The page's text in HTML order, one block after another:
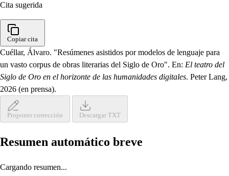
Cita sugerida
Copiar cita
Cuéllar, Álvaro. "Resúmenes asistidos por modelos de lenguaje para
un vasto corpus de obras literarias del Siglo de Oro". En: El teatro del
Siglo de Oro en el horizonte de las humanidades digitales. Peter Lang,
2026 (en prensa).
Proponer corrección Descargar TXT
Resumen automático breve
Cargando resumen...